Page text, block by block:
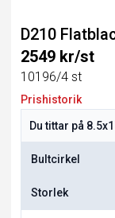
D210
2549 kr/st
10196/4 st
Prishistorik
Bultcirkel
Storlek